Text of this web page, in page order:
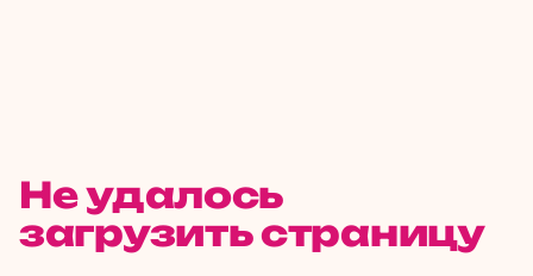
Не удалось
загрузить страницу